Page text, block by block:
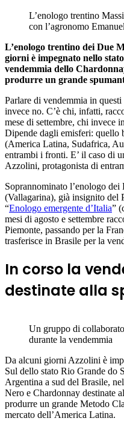
L’enologo trentino
con l’agronomo
L’enologo trentino dei Due
giorni è impegnato nello
vendemmia dello
produrre un grande
Parlare di vendemmia in
invece no. C’è chi, infatti,
mese di settembre, chi invece
Dipende dagli emisferi: quello
(America Latina, Sudafrica,
entrambi i fronti. E’ il caso di
Azzolini, protagonista di
Soprannominato l’enologo
(Vallagarina), già insignito del
“Enologo emergente d’Italia”
mesi di agosto e settembre
Piemonte, passando per la
trasferisce in Brasile per la
In corso la
destinate alla
Un gruppo di
durante la vendemmia
Da alcuni giorni Azzolini è
Sul dello stato Rio Grande do
Argentina a sud del Brasile,
Nero e Chardonnay destinate
produrre un grande Metodo
mercato dell’America Latina.